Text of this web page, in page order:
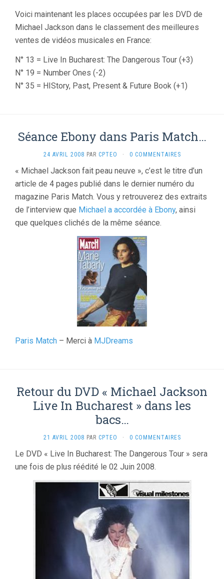
Voici maintenant les places occupées par les DVD de
Michael Jackson dans le classement des meilleures
ventes de vidéos musicales en France:
N° 13 = Live In Bucharest: The Dangerous Tour (+3)
N° 19 = Number Ones (-2)
N° 35 = HIStory, Past, Present & Future Book (+1)
Séance Ebony dans Paris Match…
24 AVRIL 2008 PAR CPTEO · 0 COMMENTAIRES
« Michael Jackson fait peau neuve », c’est le titre d’un
article de 4 pages publié dans le dernier numéro du
magazine Paris Match. Vous y retrouverez des extraits
de l’interview que Michael a accordée à Ebony, ainsi
que quelques clichés de la même séance.
Paris Match – Merci à MJDreams
Retour du DVD « Michael Jackson
Live In Bucharest » dans les
bacs…
21 AVRIL 2008 PAR CPTEO · 0 COMMENTAIRES
Le DVD « Live In Bucharest: The Dangerous Tour » sera
une fois de plus réédité le 02 Juin 2008.